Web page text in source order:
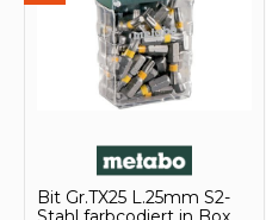
Bit Gr.TX25 L.25mm S2-